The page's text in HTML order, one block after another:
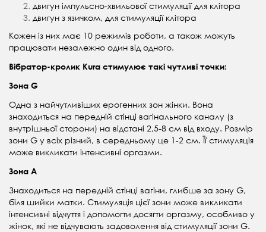
двигун імпульсно-хвильової стимуляції для клітора
двигун з язичком, для стимуляції клітора
Кожен із них має 10 режимів роботи, а також можуть
працювати незалежно один від одного.
Вібратор-кролик Kura стимулює такі чутливі точки:
Зона G
Одна з найчутливіших ерогенних зон жінки. Вона
знаходиться на передній стінці вагінального каналу (з
внутрішньої сторони) на відстані 2,5-8 см від входу. Розмір
зони G у всіх різний, в середньому це 1-2 см. Її стимуляція
може викликати інтенсивні оргазми.
Зона А
Знаходиться на передній стінці вагіни, глибше за зону G,
біля шийки матки. Стимуляція цієї зони може викликати
інтенсивні відчуття і допомогти досягти оргазму, особливо у
жінок, які не відчувають задоволення від стимуляції зони G.